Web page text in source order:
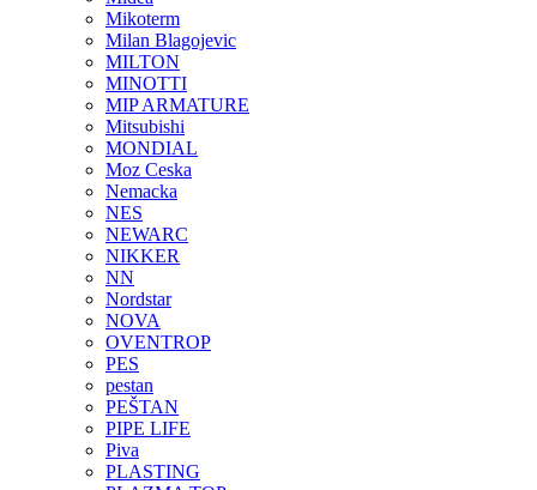
Mikoterm
Milan Blagojevic
MILTON
MINOTTI
MIP ARMATURE
Mitsubishi
MONDIAL
Moz Ceska
Nemacka
NES
NEWARC
NIKKER
NN
Nordstar
NOVA
OVENTROP
PES
pestan
PEŠTAN
PIPE LIFE
Piva
PLASTING